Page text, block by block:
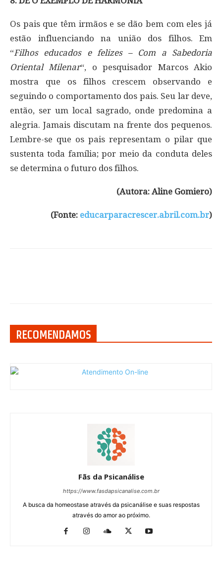
Os pais que têm irmãos e se dão bem com eles já
estão influenciando na união dos filhos. Em
“Filhos educados e felizes – Com a Sabedoria
Oriental Milenar“, o pesquisador Marcos Akio
mostra que os filhos crescem observando e
seguindo o comportamento dos pais. Seu lar deve,
então, ser um local sagrado, onde predomina a
alegria. Jamais discutam na frente dos pequenos.
Lembre-se que os pais representam o pilar que
sustenta toda família; por meio da conduta deles
se determina o futuro dos filhos.
(Autora: Aline Gomiero)
(Fonte: educarparacrescer.abril.com.br)
RECOMENDAMOS
Fãs da Psicanálise
https://www.fasdapsicanalise.com.br
A busca da homeostase através da psicanálise e suas respostas
através do amor ao próximo.